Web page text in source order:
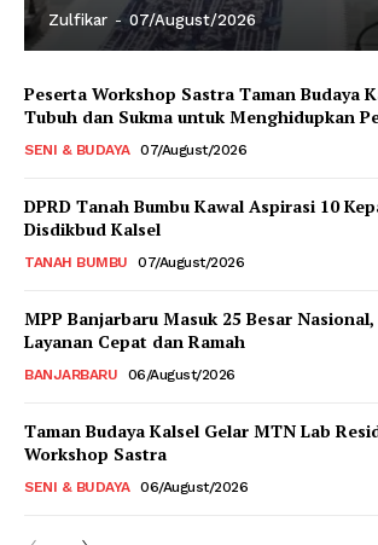
Zulfikar - 07/August/2026
Peserta Workshop Sastra Taman Budaya
Tubuh dan Sukma untuk Menghidupkan
SENI & BUDAYA 07/August/2026
DPRD Tanah Bumbu Kawal Aspirasi 10
Disdikbud Kalsel
TANAH BUMBU 07/August/2026
MPP Banjarbaru Masuk 25 Besar
Layanan Cepat dan Ramah
BANJARBARU 06/August/2026
Taman Budaya Kalsel Gelar MTN Lab
Workshop Sastra
SENI & BUDAYA 06/August/2026